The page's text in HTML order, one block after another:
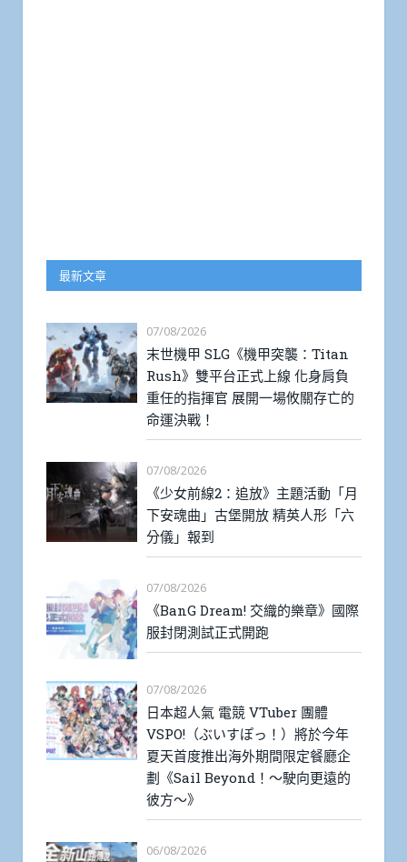
最新文章
07/08/2026
末世機甲 SLG《機甲突襲：Titan
Rush》雙平台正式上線 化身肩負
重任的指揮官 展開一場攸關存亡的
命運決戰！
07/08/2026
《少女前線2：追放》主題活動「月
下安魂曲」古堡開放 精英人形「六
分儀」報到
07/08/2026
《BanG Dream! 交織的樂章》國際
服封閉測試正式開跑
07/08/2026
日本超人氣 電競 VTuber 團體
VSPO!（ぶいすぽっ！）將於今年
夏天首度推出海外期間限定餐廳企
劃《Sail Beyond！～駛向更遠的
彼方～》
06/08/2026